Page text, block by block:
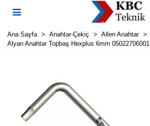
Ana Sayfa > Anahtar-Çekiç > Allen Anahtar >
Alyan Anahtar Topbaş Hexplus 6mm 05022706001